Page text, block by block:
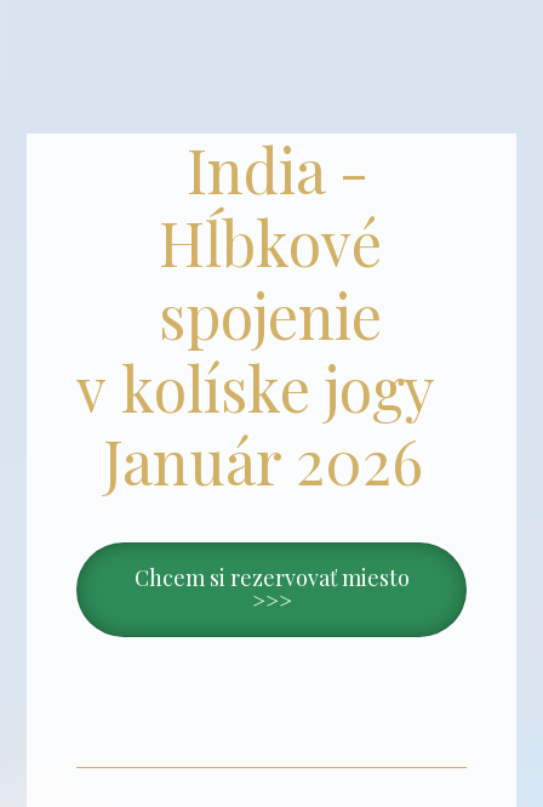
India -
Hĺbkové
spojenie
v kolíske jogy
Január 2026
Chcem si rezervovať miesto
>>>